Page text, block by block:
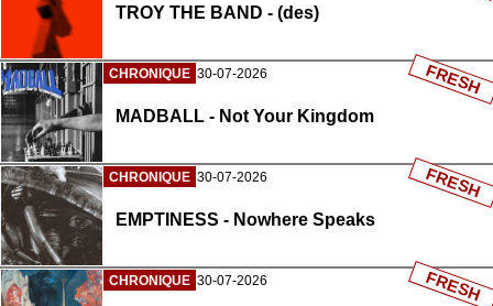
TROY THE BAND - (des)
CHRONIQUE 30-07-2026
MADBALL - Not Your Kingdom
FRESH
CHRONIQUE 30-07-2026
EMPTINESS - Nowhere Speaks
FRESH
CHRONIQUE 30-07-2026 FRESH